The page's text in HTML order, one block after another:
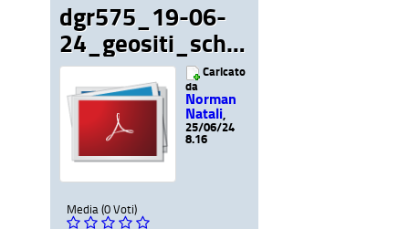
dgr575_19-06-
24_geositi_schede.pdf
Caricato
da
Norman
Natali
25/06/24
8.16
Media (0 Voti)